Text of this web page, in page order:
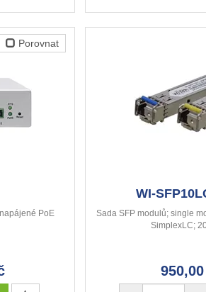
Porovnat
PoE
WI-
Sada SFP modulů; single
SimplexLC;